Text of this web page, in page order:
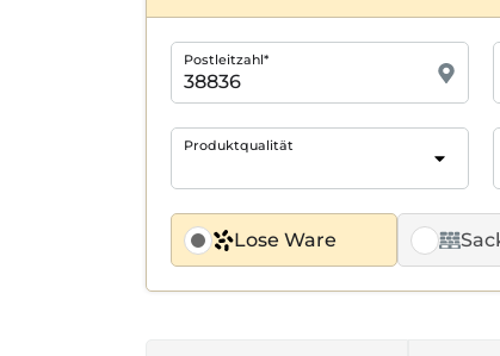
Lose Ware
Postleitzahl*
Produktqualität